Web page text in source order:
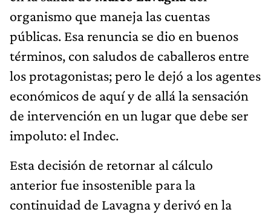
organismo que maneja las cuentas
públicas. Esa renuncia se dio en buenos
términos, con saludos de caballeros entre
los protagonistas; pero le dejó a los agentes
económicos de aquí y de allá la sensación
de intervención en un lugar que debe ser
impoluto: el Indec.
Esta decisión de retornar al cálculo
anterior fue insostenible para la
continuidad de Lavagna y derivó en la